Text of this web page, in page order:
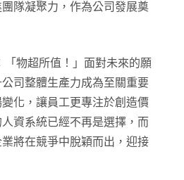
隊凝聚力，作為公司發展奠
「物超所值！」面對未來的願
司整體生產力成為至關重要
化，讓員工更專注於創造價
資系統已經不再是選擇，而
將在競爭中脫穎而出，迎接